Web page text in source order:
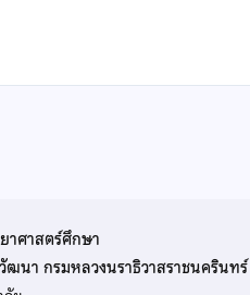
าศาสตร์ศึกษา
นา กรมหลวงนราธิวาสราชนครินทร์